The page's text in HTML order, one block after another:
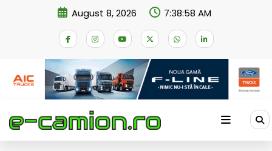
August 8, 2026 7:38:58 AM